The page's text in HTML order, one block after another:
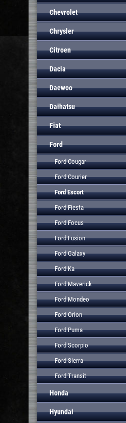
Chevrolet
Chrysler
Citroen
Dacia
Daewoo
Daihatsu
Fiat
Ford
Ford Cougar
Ford Courier
Ford Escort
Ford Fiesta
Ford Focus
Ford Fusion
Ford Galaxy
Ford Ka
Ford Maverick
Ford Mondeo
Ford Orion
Ford Puma
Ford Scorpio
Ford Sierra
Ford Transit
Honda
Hyundai